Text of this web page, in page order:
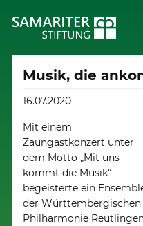
Musik, die
16.07.2020
Mit einem
Zaungastkonzert unter
dem Motto „Mit uns
kommt die Musik“
begeisterte ein
der Württembergischen
Philharmonie